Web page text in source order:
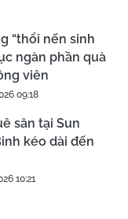
“thổi nến sinh
ngàn phần quà
viên
09:18
sân tại Sun
kéo dài đến
10:21